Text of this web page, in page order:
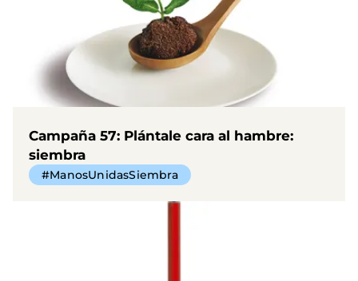
Campaña 57: Plántale cara al hambre:
siembra
#ManosUnidasSiembra